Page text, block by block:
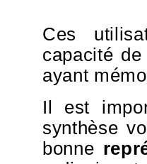
Ces
capacité
ayant
Il est
synthèse
bonne